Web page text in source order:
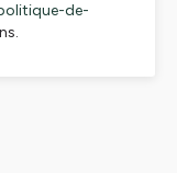
de-